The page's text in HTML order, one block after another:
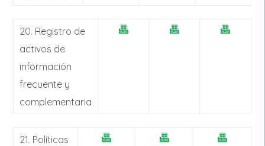
20. Registro de
activos de
información
frecuente y
complementaria
21. Políticas